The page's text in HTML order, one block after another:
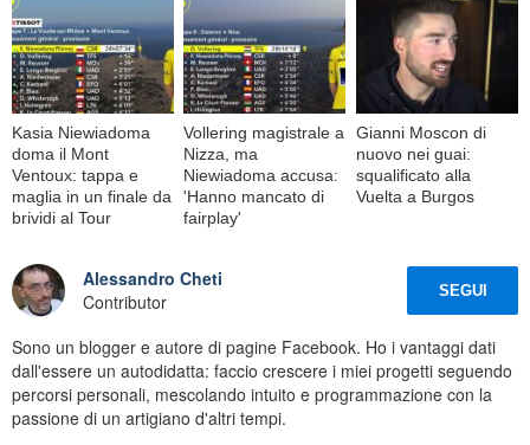
Kasia Niewiadoma
doma il Mont
Ventoux: tappa e
maglia in un finale da
brividi al Tour
Vollering magistrale a
Nizza, ma
Niewiadoma accusa:
'Hanno mancato di
fairplay'
Gianni Moscon di
nuovo nei guai:
squalificato alla
Vuelta a Burgos
Alessandro Cheti
Contributor
SEGUI
Sono un blogger e autore di pagine Facebook. Ho i vantaggi dati
dall'essere un autodidatta: faccio crescere i miei progetti seguendo
percorsi personali, mescolando intuito e programmazione con la
passione di un artigiano d'altri tempi.